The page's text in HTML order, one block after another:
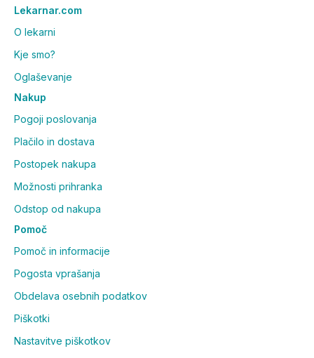
Lekarnar.com
O lekarni
Kje smo?
Oglaševanje
Nakup
Pogoji poslovanja
Plačilo in dostava
Postopek nakupa
Možnosti prihranka
Odstop od nakupa
Pomoč
Pomoč in informacije
Pogosta vprašanja
Obdelava osebnih podatkov
Piškotki
Nastavitve piškotkov